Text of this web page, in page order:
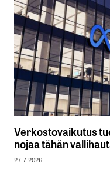
Verkostovaikutus
nojaa tähän
27.7.2026